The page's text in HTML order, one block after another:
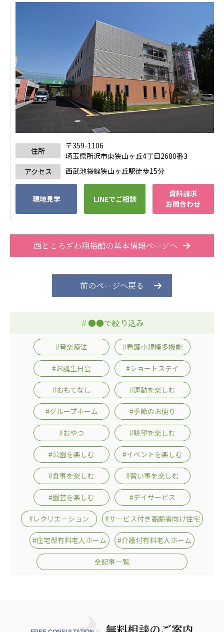
美迪克（上海）商务咨询有限公司
共生（大連）商務諮詢有限公司
台灣善合股份有限公司
Angkor-Japan Friendship International
Hospital
クヴィアン小学校・カンボジア日本友好共生クヴ
ィアン中学校
カンボジア日本友好技術教育センター
NGO共生の家
G-COM JOINT STOCK COMPANY
瀋陽長者会
上海介護施設
住所
〒359-1106
埼玉県所沢市東狭山ヶ丘4丁目2680番3
アクセス
西武池袋線狭山ヶ丘駅徒歩15分
現地見学 LINEでご相談
資料請求
お問合わせ
西ところざわ翔裕館の基本情報ページへ
前のページへ戻る
＃●●で絞り込み
#音楽療法 #看護小規模多機能
#お誕生日会 #ショートステイ
#おもてなし #運動を楽しむ
#グループホーム #季節のお便り
#おやつ #眺望を楽しむ
#公園を楽しむ #イベントを楽しむ
#食事を楽しむ #習い事を楽しむ
#園芸を楽しむ #デイサービス
#レクリエーション #サービス付き高齢者向け住宅
#住宅型有料老人ホーム #介護付有料老人ホーム
全記事一覧